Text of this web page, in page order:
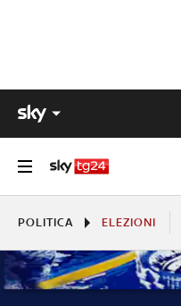
POLITICA ELEZIONI